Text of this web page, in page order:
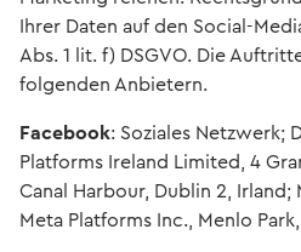
Ihrer Daten auf den Social-
Abs. 1 lit. f) DSGVO. Die
folgenden Anbietern.
Facebook: Soziales Netzwerk;
Platforms Ireland Limited, 4
Canal Harbour, Dublin 2,
Meta Platforms Inc., Menlo